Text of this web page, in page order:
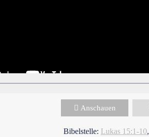
Anschauen
Bibelstelle: Lukas 15:1-10,